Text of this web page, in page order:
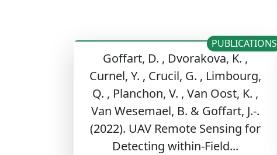
Goffart, D. , Dvorakova, K. ,
Curnel, Y. , Crucil, G. , Limbourg,
Q. , Planchon, V. , Van Oost, K. ,
Van Wesemael, B. & Goffart, J.-.
(2022). UAV Remote Sensing for
Detecting within-Field...
PUBLICATIONS